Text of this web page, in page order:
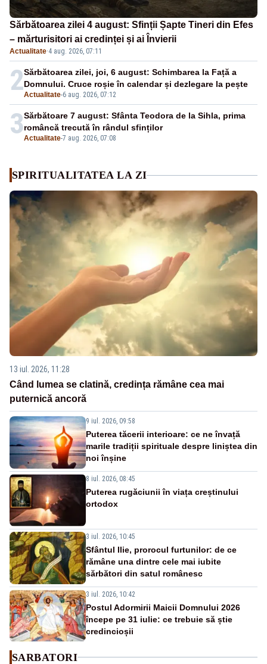
Sărbătoarea zilei 4 august: Sfinții Șapte Tineri din Efes
– mărturisitori ai credinței și ai Învierii
Actualitate·4 aug. 2026, 07:11
2Actualitate-6 aug. 2026, 07:12
Sărbătoarea zilei, joi, 6 august: Schimbarea la Față a
Domnului. Cruce roșie în calendar și dezlegare la pește
3Actualitate-7 aug. 2026, 07:08
Sărbătoare 7 august: Sfânta Teodora de la Sihla, prima
româncă trecută în rândul sfinților
SPIRITUALITATEA LA ZI
13 iul. 2026, 11:28
Când lumea se clatină, credința rămâne cea mai
puternică ancoră
9 iul. 2026, 09:58
Puterea tăcerii interioare: ce ne învață
marile tradiții spirituale despre liniștea din
noi înșine
8 iul. 2026, 08:45
Puterea rugăciunii în viața creștinului
ortodox
3 iul. 2026, 10:45
Sfântul Ilie, prorocul furtunilor: de ce
rămâne una dintre cele mai iubite
sărbători din satul românesc
3 iul. 2026, 10:42
Postul Adormirii Maicii Domnului 2026
începe pe 31 iulie: ce trebuie să știe
credincioșii
SARBATORI